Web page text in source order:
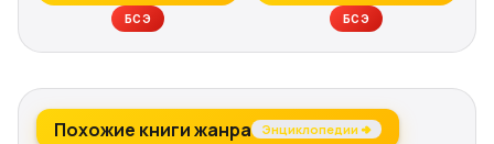
БСЭ БСЭ
Похожие книги жанра Энциклопедии →